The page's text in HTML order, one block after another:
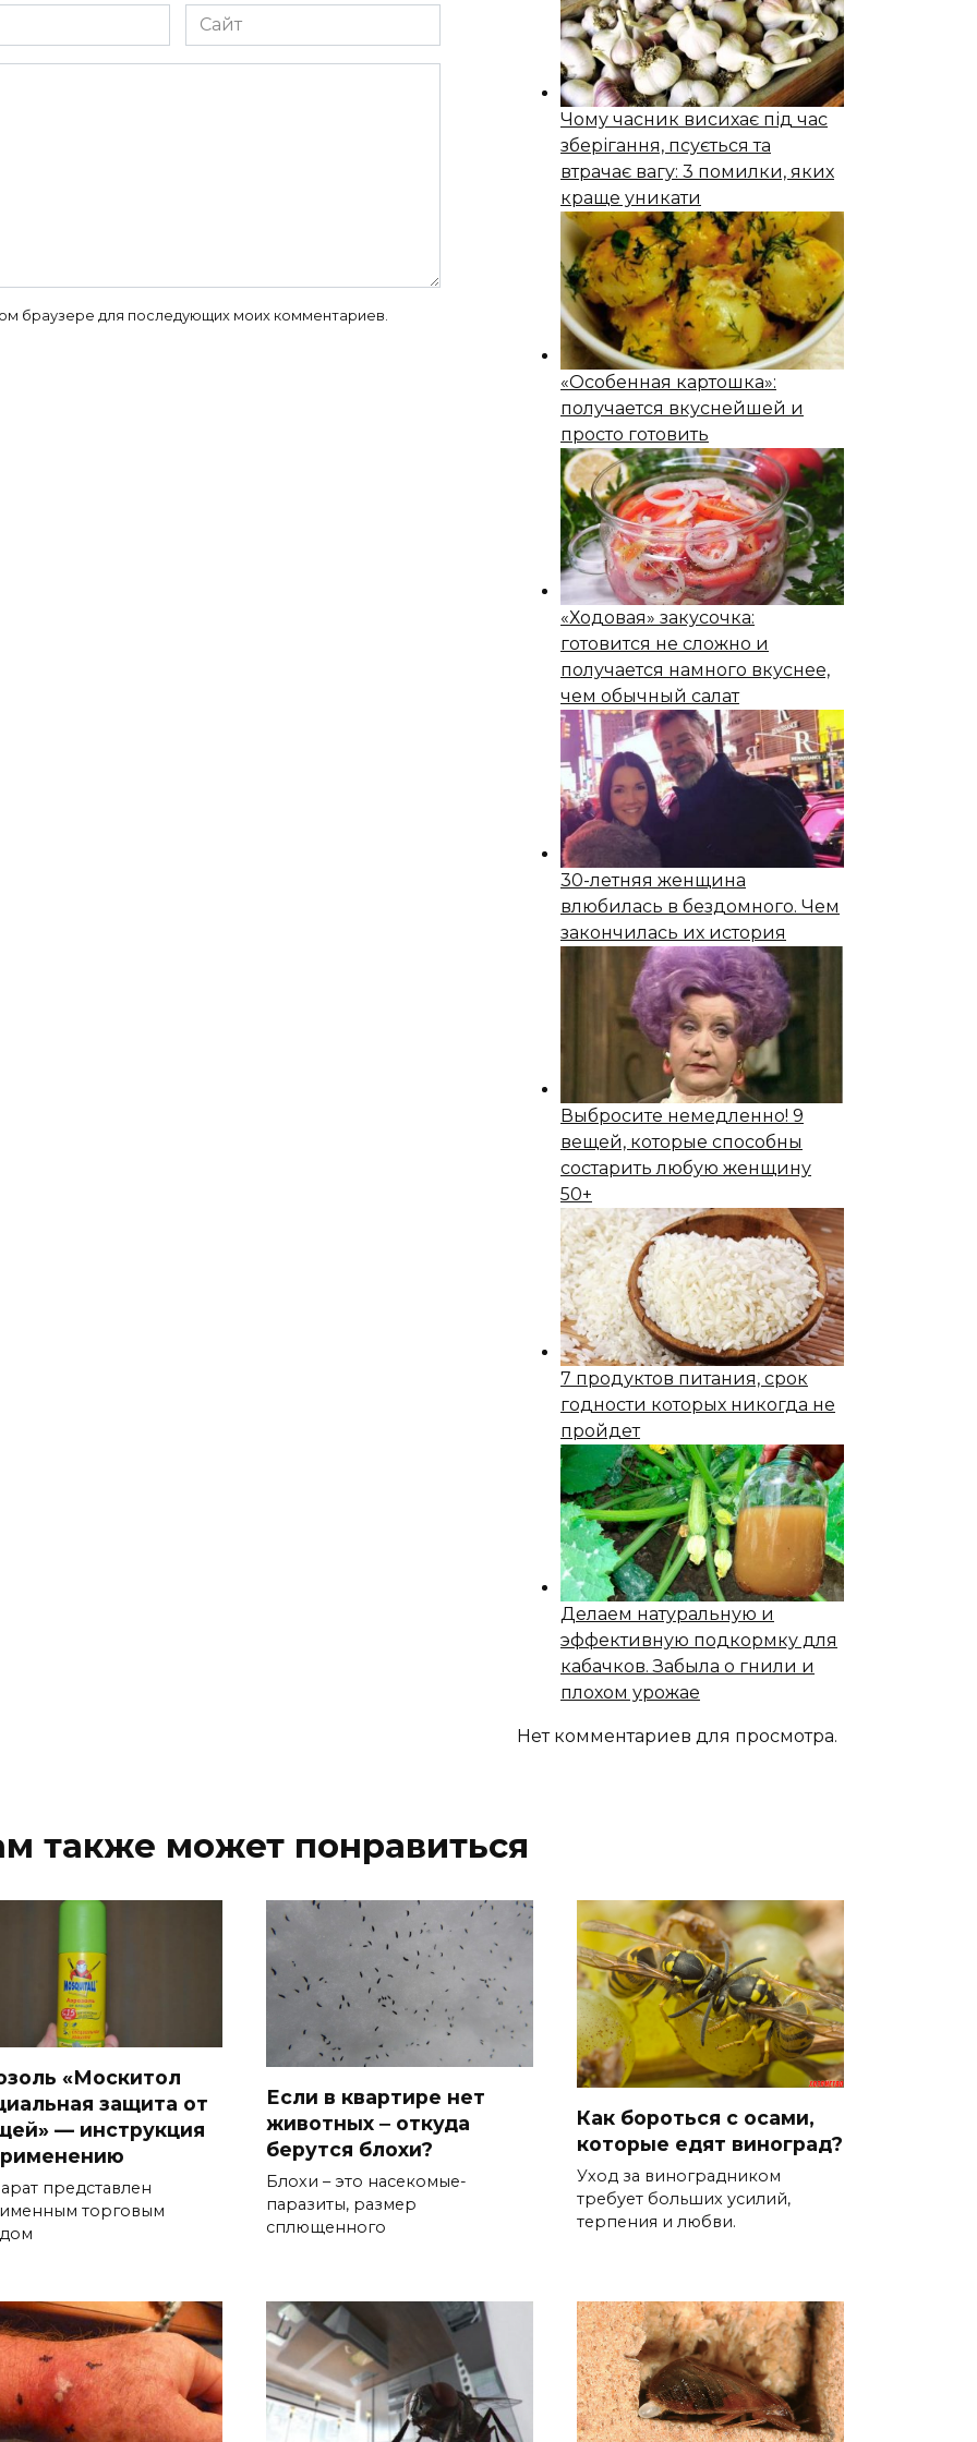
Сайт
браузере для последующих моих комментариев.
Чому часник висихає під час
зберігання, псується та
втрачає вагу: 3 помилки, яких
краще уникати
«Особенная картошка»:
получается вкуснейшей и
просто готовить
«Ходовая» закусочка:
готовится не сложно и
получается намного вкуснее,
чем обычный салат
30-летняя женщина
влюбилась в бездомного. Чем
закончилась их история
Выбросите немедленно! 9
вещей, которые способны
состapить любую женщину
50+
7 продуктов питания, срок
годности которых никогда не
пройдет
Делаем натуральную и
эффективную подкормку для
кабачков. Забыла о гнили и
плохом урожае
Нет комментариев для просмотра.
также может понравиться
«Москитол
защита от
— инструкция
представлен
торговым
Если в квартире нет
животных ‒ откуда
берутся блохи?
Блохи – это насекомые-
паразиты, размер
сплющенного
Как бороться с осами,
которые едят виноград?
Уход за виноградником
требует больших усилий,
терпения и любви.